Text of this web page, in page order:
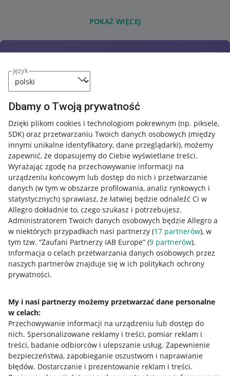
język
Dbamy o Twoją prywatność
Dzięki plikom cookies i technologiom pokrewnym (np. piksele,
SDK) oraz przetwarzaniu Twoich danych osobowych (między
innymi unikalne identyfikatory, dane przeglądarki), możemy
zapewnić, że dopasujemy do Ciebie wyświetlane treści.
Wyrażając zgodę na przechowywanie informacji na
urządzeniu końcowym lub dostęp do nich i przetwarzanie
danych (w tym w obszarze profilowania, analiz rynkowych i
statystycznych) sprawiasz, że łatwiej będzie odnaleźć Ci w
Allegro dokładnie to, czego szukasz i potrzebujesz.
Administratorem Twoich danych osobowych będzie Allegro a
w niektórych przypadkach nasi partnerzy (17 partnerów), w
tym tzw. “Zaufani Partnerzy IAB Europe” (9 partnerów).
Informacja o celach przetwarzania danych osobowych przez
naszych partnerów znajduje się w ich politykach ochrony
prywatności.
My i nasi partnerzy możemy przetwarzać dane personalne
w celach:
Przechowywanie informacji na urządzeniu lub dostęp do
nich. Spersonalizowane reklamy i treści, pomiar reklam i
treści, badanie odbiorców i ulepszanie usług. Zapewnienie
bezpieczeństwa, zapobieganie oszustwom i naprawianie
błędów. Dostarczanie i prezentowanie reklam i treści.
POKAŻ WIĘCEJ
Przydatne informacje
Jak to działa
Allegro Gadane dla sprzedających
Allegro Gadane dla kupujących
Mapa miejscowości
Informacje prawne